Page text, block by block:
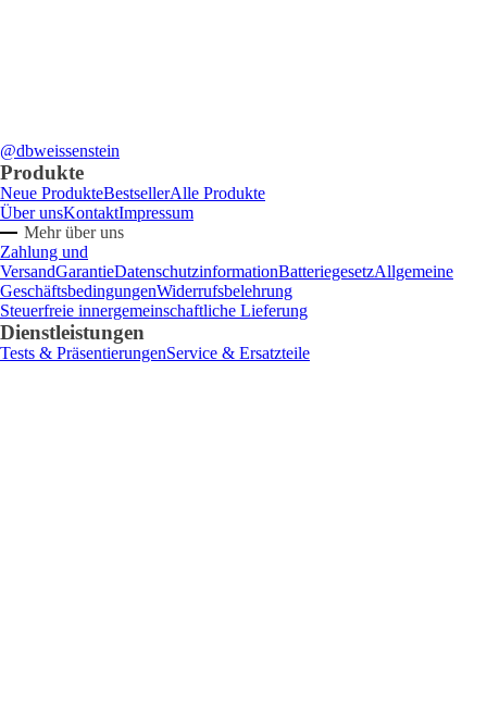
@dbweissenstein
Produkte
Neue ProdukteBestsellerAlle Produkte
Über unsKontaktImpressum
Mehr über uns
Zahlung und
VersandGarantieDatenschutzinformationBatteriegesetzAllgemeine
GeschäftsbedingungenWiderrufsbelehrung
Steuerfreie innergemeinschaftliche Lieferung
Dienstleistungen
Tests & PräsentierungenService & Ersatzteile